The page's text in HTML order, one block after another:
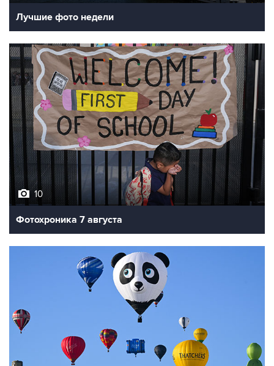
Лучшие фото недели
10
Фотохроника 7 августа